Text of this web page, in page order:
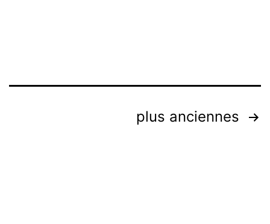
plus anciennes